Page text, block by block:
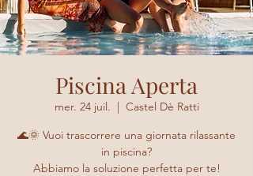
Piscina Aperta
mer. 24 juil.
  |
Castel Dè Ratti
🌊🌞 Vuoi trascorrere una giornata rilassante
in piscina?
Abbiamo la soluzione perfetta per te!